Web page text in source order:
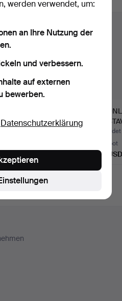
Geschmiedetes Eisen
STIL.
1 Gebot
95 USD
werden verwendet, um:
an Ihre Nutzung der
und verbessern.
auf externen
bewerben.
Datenschutzerklärung